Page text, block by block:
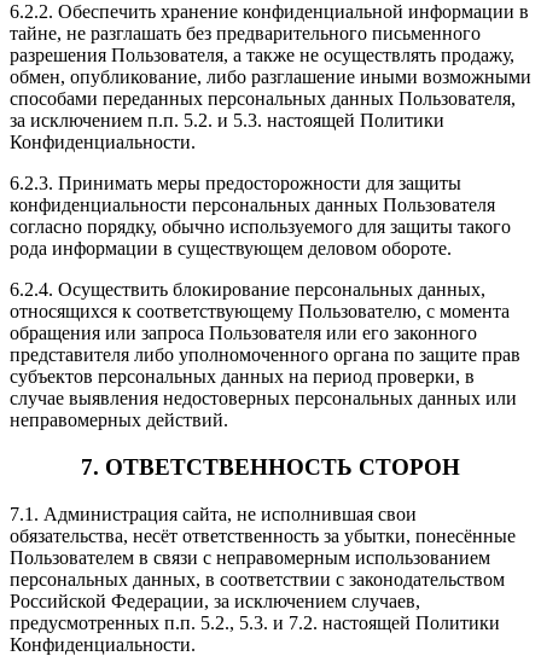
6.2.2. Обеспечить хранение конфиденциальной информации в
тайне, не разглашать без предварительного письменного
разрешения Пользователя, а также не осуществлять продажу,
обмен, опубликование, либо разглашение иными возможными
способами переданных персональных данных Пользователя,
за исключением п.п. 5.2. и 5.3. настоящей Политики
Конфиденциальности.
6.2.3. Принимать меры предосторожности для защиты
конфиденциальности персональных данных Пользователя
согласно порядку, обычно используемого для защиты такого
рода информации в существующем деловом обороте.
6.2.4. Осуществить блокирование персональных данных,
относящихся к соответствующему Пользователю, с момента
обращения или запроса Пользователя или его законного
представителя либо уполномоченного органа по защите прав
субъектов персональных данных на период проверки, в
случае выявления недостоверных персональных данных или
неправомерных действий.
7. ОТВЕТСТВЕННОСТЬ СТОРОН
7.1. Администрация сайта, не исполнившая свои
обязательства, несёт ответственность за убытки, понесённые
Пользователем в связи с неправомерным использованием
персональных данных, в соответствии с законодательством
Российской Федерации, за исключением случаев,
предусмотренных п.п. 5.2., 5.3. и 7.2. настоящей Политики
Конфиденциальности.